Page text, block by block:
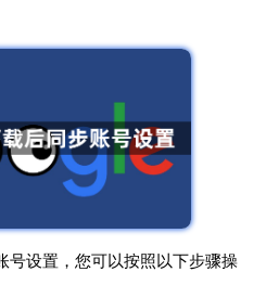
号设置，您可以按照以下步骤操